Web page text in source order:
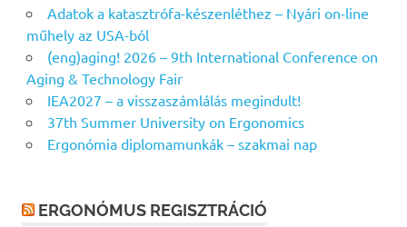
Adatok a katasztrófa-készenléthez – Nyári on-line
műhely az USA-ból
(eng)aging! 2026 – 9th International Conference on
Aging & Technology Fair
IEA2027 – a visszaszámlálás megindult!
37th Summer University on Ergonomics
Ergonómia diplomamunkák – szakmai nap
ERGONÓMUS REGISZTRÁCIÓ